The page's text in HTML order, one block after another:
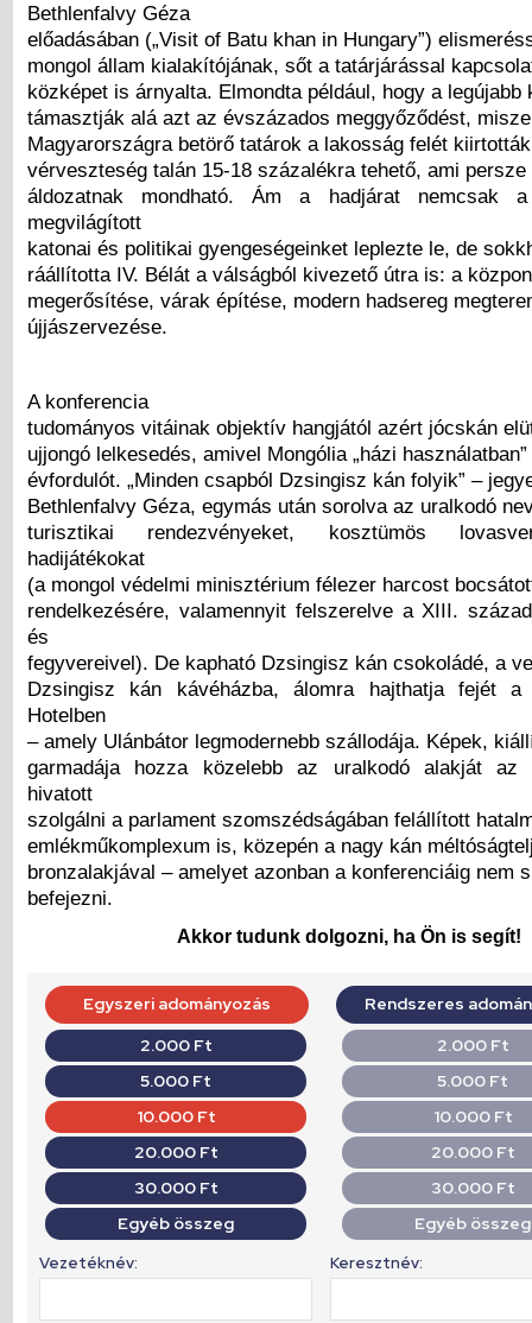
Bethlenfalvy Géza
előadásában („Visit of Batu khan in Hungary”)
mongol állam kialakítójának, sőt a tatárjárással
közképet is árnyalta. Elmondta például, hogy a legújabb
támasztják alá azt az évszázados meggyőződést,
Magyarországra betörő tatárok a lakosság felét
vérveszteség talán 15-18 százalékra tehető, ami
áldozatnak mondható. Ám a hadjárat nemcsak
megvilágított
katonai és politikai gyengeségeinket leplezte le, de
ráállította IV. Bélát a válságból kivezető útra is: a
megerősítése, várak építése, modern hadsereg
újjászervezése.
A konferencia
tudományos vitáinak objektív hangjától azért jócskán
ujjongó lelkesedés, amivel Mongólia „házi
évfordulót. „Minden csapból Dzsingisz kán folyik” –
Bethlenfalvy Géza, egymás után sorolva az uralkodó
turisztikai rendezvényeket, kosztümös
hadijátékokat
(a mongol védelmi minisztérium félezer harcost
rendelkezésére, valamennyit felszerelve a XIII.
és
fegyvereivel). De kapható Dzsingisz kán csokoládé, a
Dzsingisz kán kávéházba, álomra hajthatja fejét
Hotelben
– amely Ulánbátor legmodernebb szállodája. Képek,
garmadája hozza közelebb az uralkodó alakját az
hivatott
szolgálni a parlament szomszédságában felállított
emlékműkomplexum is, közepén a nagy kán
bronzalakjával – amelyet azonban a konferenciáig nem
befejezni.
Akkor tudunk dolgozni, ha Ön is segít!